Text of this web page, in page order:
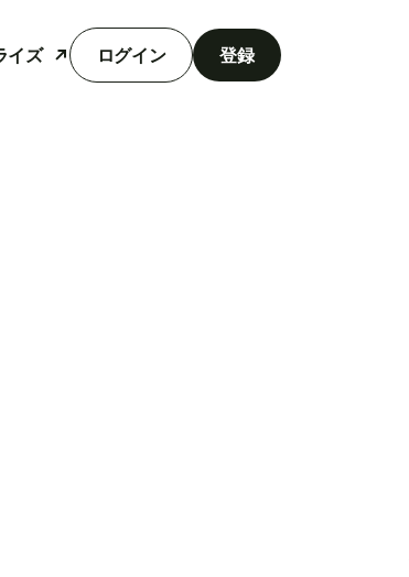
イズ ログイン 登録